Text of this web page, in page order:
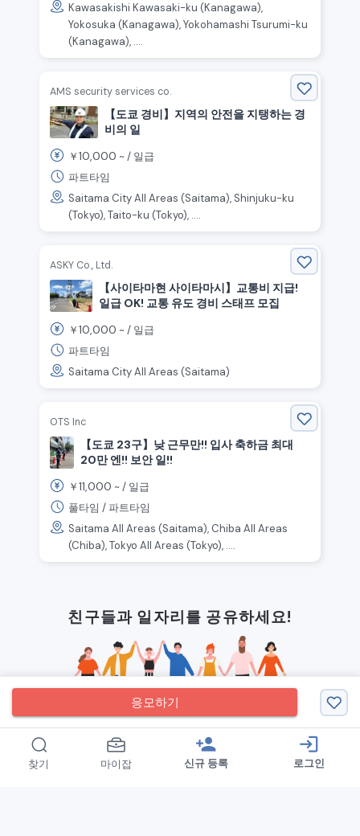
응모하기
Kawasakishi Kawasaki-ku (Kanagawa),
Yokosuka (Kanagawa), Yokohamashi Tsurumi-ku
(Kanagawa), ....
AMS security services co.
【도쿄 경비】지역의 안전을 지탱하는 경
비의 일
￥10,000 ~ / 일급
파트타임
Saitama City All Areas (Saitama), Shinjuku-ku
(Tokyo), Taito-ku (Tokyo), ....
ASKY Co., Ltd.
【사이타마현 사이타마시】교통비 지급!
일급 OK! 교통 유도 경비 스태프 모집
￥10,000 ~ / 일급
파트타임
Saitama City All Areas (Saitama)
OTS Inc
【도쿄 23구】낮 근무만!! 입사 축하금 최대
20만 엔!! 보안 일!!
￥11,000 ~ / 일급
풀타임 / 파트타임
Saitama All Areas (Saitama), Chiba All Areas
(Chiba), Tokyo All Areas (Tokyo), ....
친구들과 일자리를 공유하세요!
찾기 마이잡
person_add
신규 등록
login
로그인